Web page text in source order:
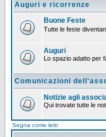
Auguri e ricorrenze
Buone Feste
Tutte le feste
Auguri
Lo spazio adatto per
Comunicazioni
Notizie agli
Qui trovate tutte le
Segna come letti